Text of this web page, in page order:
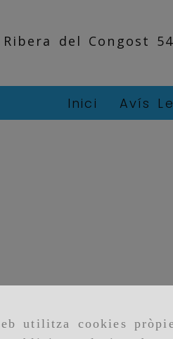
utilitza cookies
del Congost
Inici Avís